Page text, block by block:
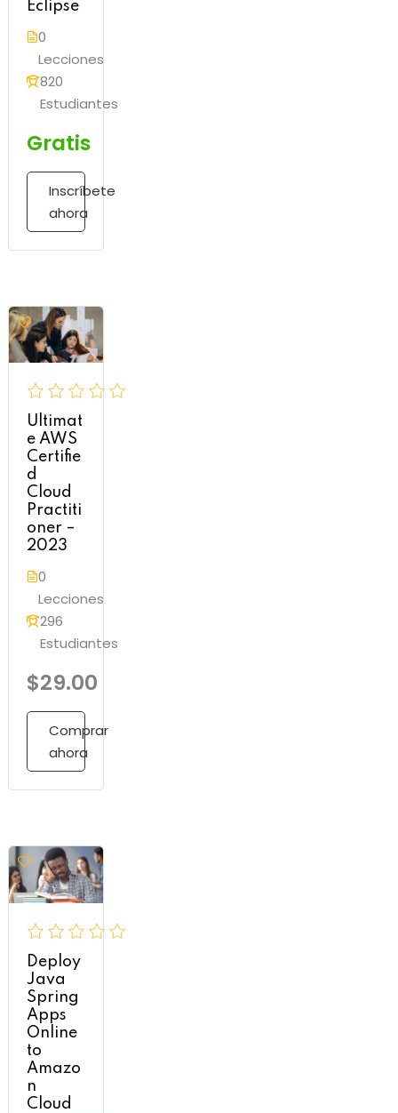
Eclipse
0
Lecciones
820
Estudiantes
Gratis
Inscríbete
ahora
Ultimat
e AWS
Certifie
d
Cloud
Practiti
oner –
2023
0
Lecciones
296
Estudiantes
$29.00
Comprar
ahora
Deploy
Java
Spring
Apps
Online
to
Amazo
n
Cloud